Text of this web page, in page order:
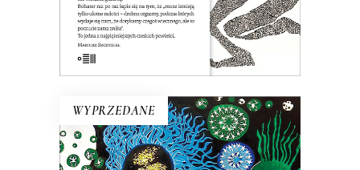
E-BOOK DO KOSZYKA
KSIĄŻKA DO KOSZYKA
WYPRZEDANE